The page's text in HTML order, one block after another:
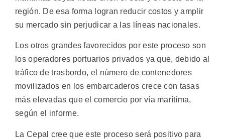
región. De esa forma logran reducir costos y amplir
su mercado sin perjudicar a las líneas nacionales.
Los otros grandes favorecidos por este proceso son
los operadores portuarios privados ya que, debido al
tráfico de trasbordo, el número de contenedores
movilizados en los embarcaderos crece con tasas
más elevadas que el comercio por vía marítima,
según el informe.
La Cepal cree que este proceso será positivo para